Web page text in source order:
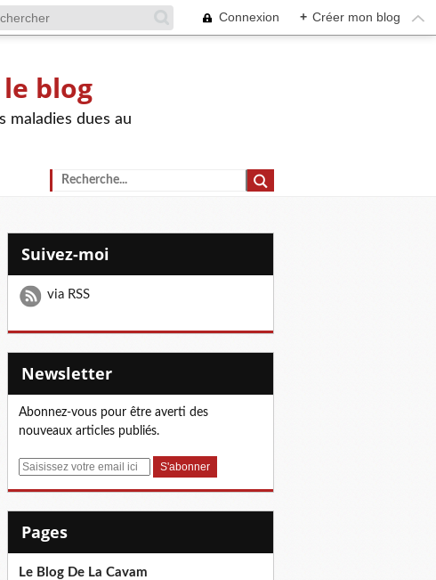
Connexion + Créer mon blog
blog
maladies dues au
Suivez-moi
via RSS
Newsletter
Abonnez-vous pour être averti des
nouveaux articles publiés.
E
Pages
Le Blog De La Cavam